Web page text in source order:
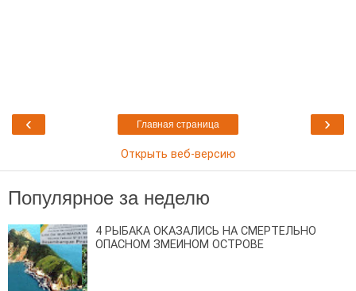
‹ ›
Главная страница
Открыть веб-версию
Популярное за неделю
4 РЫБАКА ОКАЗАЛИСЬ НА СМЕРТЕЛЬНО
ОПАСНОМ ЗМЕИНОМ ОСТРОВЕ